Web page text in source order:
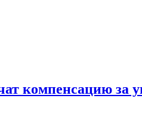
компенсацию за